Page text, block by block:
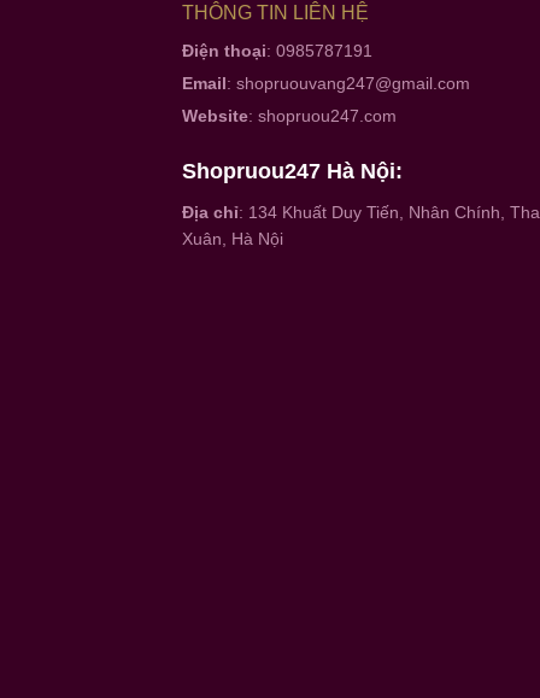
THÔNG TIN LIÊN HỆ
Điện thoại: 0985787191
Email: shopruouvang247@gmail.com
Website: shopruou247.com
Shopruou247 Hà Nội:
Địa chỉ: 134 Khuất Duy Tiến, Nhân Chính,
Xuân, Hà Nội